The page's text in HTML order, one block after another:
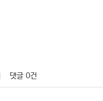
댓글 0건